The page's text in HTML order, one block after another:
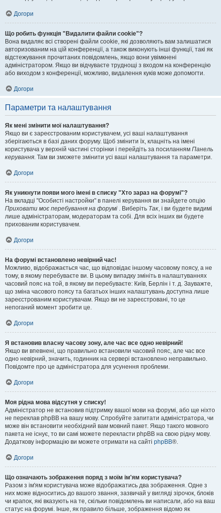
Догори
Що робить функція "Видалити файли cookie"?
Вона видаляє всі створені файли cookie, які дозволяють вам залишатися
авторизованим на цій конференції, а також виконують інші функції, такі як
відстежування прочитаних повідомлень, якщо вони увімкнені
адміністратором. Якщо ви відчуваєте труднощі з входом на конференцію
або виходом з конференції, можливо, видалення куків може допомогти.
Догори
Параметри та налаштування
Як мені змінити мої налаштування?
Якщо ви є зареєстрованим користувачем, усі ваші налаштування
зберігаються в базі даних форуму. Щоб змінити їх, клацніть на імені
користувача у верхній частині сторінки і перейдіть за посиланням Панель
керування. Там ви зможете змінити усі ваші налаштування та параметри.
Догори
Як уникнути появи мого імені в списку "Хто зараз на форумі"?
На вкладці "Особисті настройки" в панелі керування ви знайдете опцію
Приховати моє перебування на форумі . Виберіть Так, і ви будете видимі
лише адміністраторам, модераторам та собі. Для всіх інших ви будете
прихованим користувачем.
Догори
На форумі встановлено невірний час!
Можливо, відображається час, що відповідає іншому часовому поясу, а не
тому, в якому перебуваєте ви. В цьому випадку змініть в налаштуваннях
часовий пояс на той, в якому ви перебуваєте: Київ, Берлін і т. д. Зауважте,
що зміна часового поясу та багатьох інших налаштувань доступна лише
зареєстрованим користувачам. Якщо ви не зареєстровані, то це
непоганий момент зробити це.
Догори
Я встановив власну часову зону, але час все одно невірний!
Якщо ви впевнені, що правильно встановили часовий пояс, але час все
одно невірний, значить, годинник на сервері встановлено неправильно.
Повідомте про це адміністратора для усунення проблеми.
Догори
Моя рідна мова відсутня у списку!
Адміністратор не встановив підтримку вашої мови на форумі, або ще ніхто
не переклав phpBB на вашу мову. Спробуйте запитати адміністратора, чи
може він встановити необхідний вам мовний пакет. Якщо такого мовного
пакета не існує, то ви самі можете перекласти phpBB на свою рідну мову.
Додаткову інформацію ви можете отримати на сайті phpBB®.
Догори
Що означають зображення поряд з моїм ім'ям користувача?
Разом з ім'ям користувача може відображатись два зображення. Одне з
них може відноситись до вашого звання, зазвичай у вигляді зірочок, блоків
чи крапок, які вказують на те, скільки повідомлень ви написали, або на ваш
статус на форумі. Інше, як правило більше, зображення відомо як